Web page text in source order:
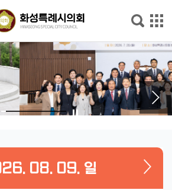
본문으로 바로가기
메인메뉴 바로가기
08. 09. 일